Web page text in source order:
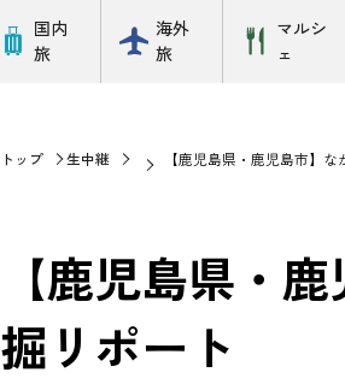
国内
旅
海外
旅
マルシ
ェ
トップ 生中継 【鹿児島県・鹿児島市】
【鹿児島県・
掘リポート